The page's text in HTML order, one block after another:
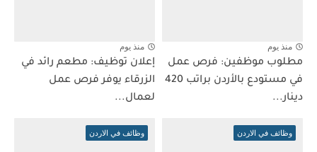
منذ يوم
مطلوب موظفين: فرص عمل
في مستودع بالأردن براتب 420
دينار...
منذ يوم
إعلان توظيف: مطعم رائد في
الزرقاء يوفر فرص عمل
لعمال...
وظائف في الاردن وظائف في الاردن